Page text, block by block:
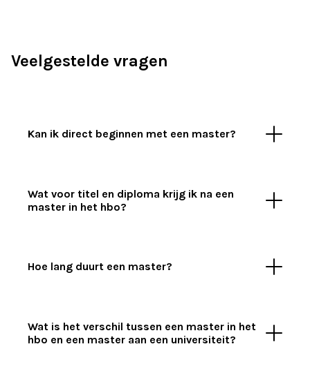
Veelgestelde vragen
Kan ik direct beginnen met een master?
Wat voor titel en diploma krijg ik na een
master in het hbo?
Hoe lang duurt een master?
Wat is het verschil tussen een master in het
hbo en een master aan een universiteit?